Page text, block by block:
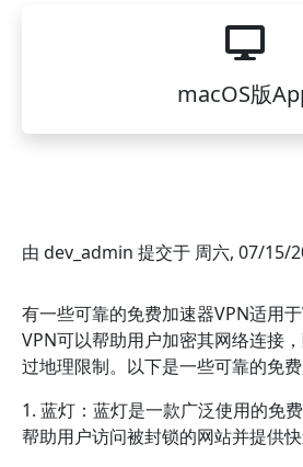
macOS版
由 dev_admin 提交于 周六, 07/15/
有一些可靠的免费加速器VPN适用
VPN可以帮助用户加密其网络连接
过地理限制。以下是一些可靠的免费
1. 蓝灯：蓝灯是一款广泛使用的免
帮助用户访问被封锁的网站并提供快